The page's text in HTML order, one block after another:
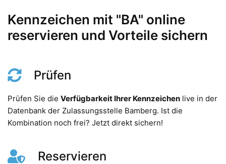
Kennzeichen mit "BA" online
reservieren und Vorteile sichern
Prüfen
Prüfen Sie die Verfügbarkeit Ihrer Kennzeichen live in der
Datenbank der Zulassungsstelle Bamberg. Ist die
Kombination noch frei? Jetzt direkt sichern!
Reservieren